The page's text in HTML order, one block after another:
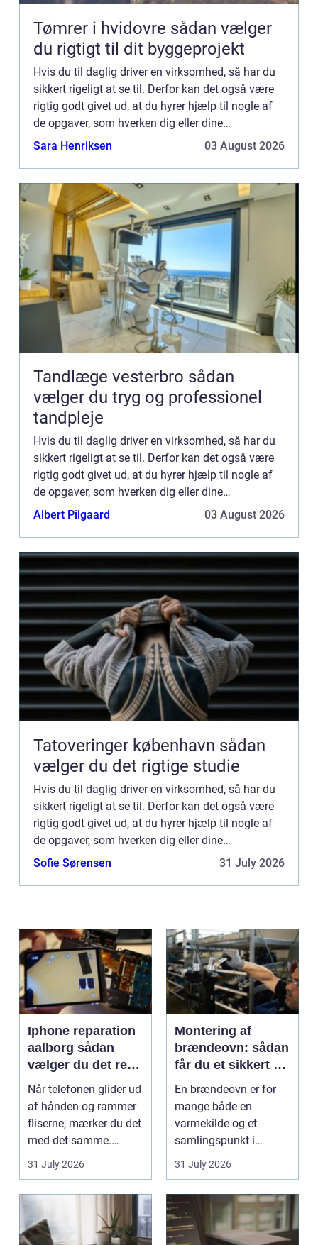
Tømrer i hvidovre sådan vælger
du rigtigt til dit byggeprojekt
Hvis du til daglig driver en virksomhed, så har du
sikkert rigeligt at se til. Derfor kan det også være
rigtig godt givet ud, at du hyrer hjælp til nogle af
de opgaver, som hverken dig eller dine
medarbejdere skal stå med. Det kunne f.eks.
Sara Henriksen 03 August 2026
Tandlæge vesterbro sådan
vælger du tryg og professionel
tandpleje
Hvis du til daglig driver en virksomhed, så har du
sikkert rigeligt at se til. Derfor kan det også være
rigtig godt givet ud, at du hyrer hjælp til nogle af
de opgaver, som hverken dig eller dine
medarbejdere skal stå med. Det kunne f.eks.
Albert Pilgaard 03 August 2026
Tatoveringer københavn sådan
vælger du det rigtige studie
Hvis du til daglig driver en virksomhed, så har du
sikkert rigeligt at se til. Derfor kan det også være
rigtig godt givet ud, at du hyrer hjælp til nogle af
de opgaver, som hverken dig eller dine
medarbejdere skal stå med. Det kunne f.eks.
Sofie Sørensen 31 July 2026
Iphone reparation
aalborg sådan
vælger du det rette
værksted
Når telefonen glider ud
af hånden og rammer
fliserne, mærker du det
med det samme.
Skærmen splintrer...
31 July 2026
Montering af
brændeovn: sådan
får du et sikkert og
smukt resultat
En brændeovn er for
mange både en
varmekilde og et
samlingspunkt i
hjemmet. Flammerne
31 July 2026